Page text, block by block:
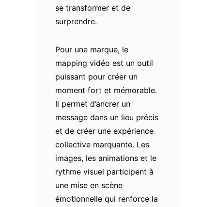
se transformer et de
surprendre.
Pour une marque, le
mapping vidéo est un outil
puissant pour créer un
moment fort et mémorable.
Il permet d’ancrer un
message dans un lieu précis
et de créer une expérience
collective marquante. Les
images, les animations et le
rythme visuel participent à
une mise en scène
émotionnelle qui renforce la